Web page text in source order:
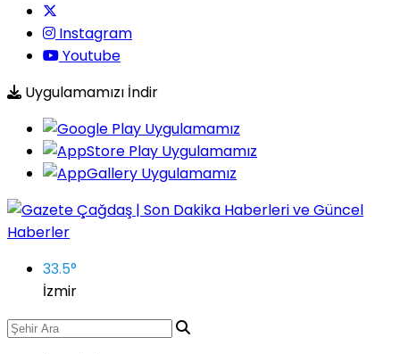
Instagram
Youtube
Uygulamamızı İndir
33.5°
İzmir